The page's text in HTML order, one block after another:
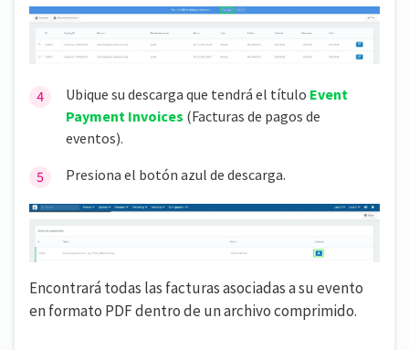
Ubique su descarga que tendrá el título Event
Payment Invoices (Facturas de pagos de
eventos).
Presiona el botón azul de descarga.
Encontrará todas las facturas asociadas a su evento
en formato PDF dentro de un archivo comprimido.